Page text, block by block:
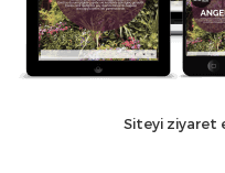
Siteyi ziyaret